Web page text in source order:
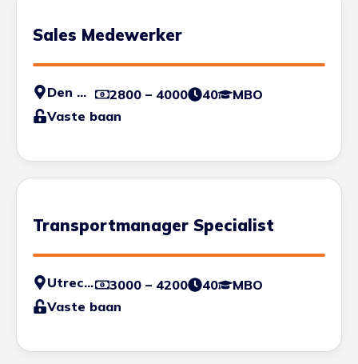
Sales Medewerker
Den Haag 2800 – 4000 40
MBO
Vaste baan
Transportmanager Specialist
Utrecht 3000 – 4200 40
MBO
Vaste baan